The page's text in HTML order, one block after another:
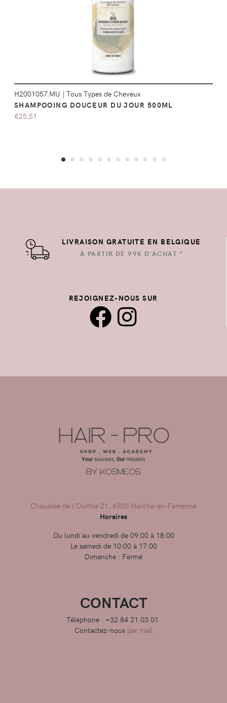
H2001057.MU | Tous Types de Cheveux
SHAMPOOING DOUCEUR DU JOUR 500ML
€25,51
LIVRAISON GRATUITE EN BELGIQUE
À PARTIR DE 99€ D'ACHAT *
REJOIGNEZ-NOUS SUR
Chaussée de l'Ourthe 21, 6900 Marche-en-Famenne
Horaires
Du lundi au vendredi de 09:00 à 18:00
Le samedi de 10:00 à 17:00
Dimanche : Fermé
CONTACT
Téléphone : +32 84 21 03 01
Contactez-nous par mail